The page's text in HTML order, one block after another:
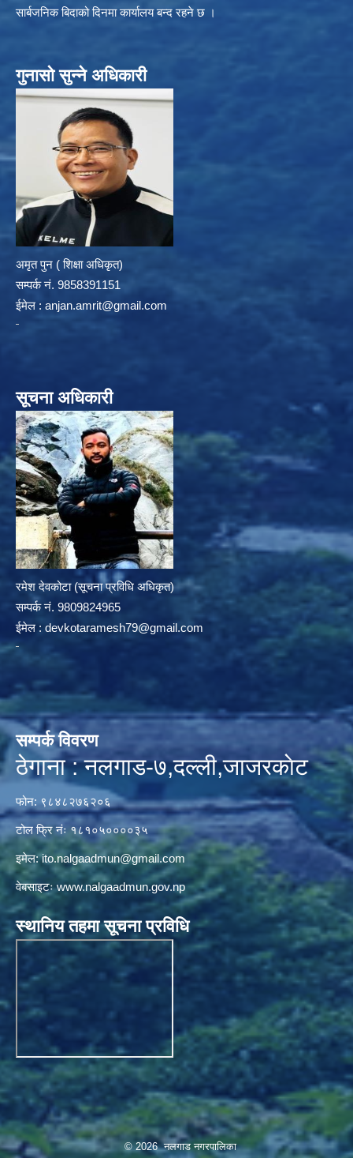
सार्बजनिक बिदाको दिनमा कार्यालय बन्द रहने छ ।
गुनासो सुन्ने अधिकारी
अमृत पुन ( शिक्षा अधिकृत)
सम्पर्क न‌ं. 9858391151
ईमेल : anjan.amrit@gmail.com
सूचना अधिकारी
रमेश देवकोटा (सूचना प्रविधि अधिकृत)
सम्पर्क न‌ं. 9809824965
ईमेल : devkotaramesh79@gmail.com
सम्पर्क विवरण
ठेगाना : नलगाड-७,दल्ली,जाजरकाेट
फोन: ९८४८२७६२०६
टोल फ्रि नंः १८१०५००००३५
इमेल:ito.nalgaadmun@gmail.com
वेबसाइटःwww.nalgaadmun.gov.np
स्थानिय तहमा सूचना प्रविधि
© 2026 नलगाड नगरपालिका